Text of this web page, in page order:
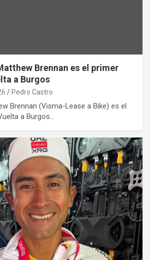
Brennan es el primer
a Burgos
Pedro Castro
Brennan (Visma-Lease a Bike) es el
a Burgos…